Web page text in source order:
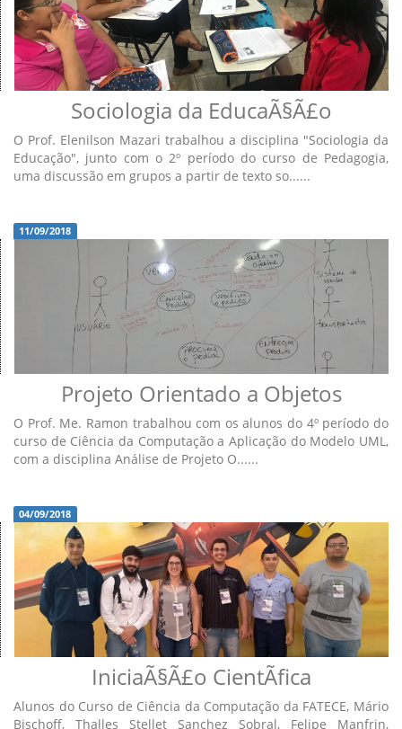
Sociologia da EducaÃ§Ã£o
O Prof. Elenilson Mazari trabalhou a disciplina "Sociologia da
Educação", junto com o 2º período do curso de Pedagogia,
uma discussão em grupos a partir de texto so......
11/09/2018
Projeto Orientado a Objetos
O Prof. Me. Ramon trabalhou com os alunos do 4º período do
curso de Ciência da Computação a Aplicação do Modelo UML,
com a disciplina Análise de Projeto O......
04/09/2018
IniciaÃ§Ã£o CientÃ­fica
Alunos do Curso de Ciência da Computação da FATECE, Mário
Bischoff, Thalles Stellet Sanchez Sobral, Felipe Manfrin,